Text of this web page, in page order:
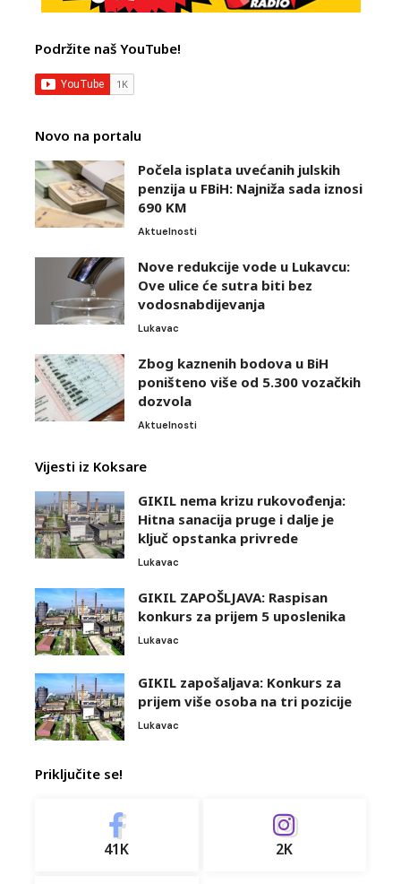
Podržite naš YouTube!
Novo na portalu
Počela isplata uvećanih julskih
penzija u FBiH: Najniža sada iznosi
690 KM
Aktuelnosti
Nove redukcije vode u Lukavcu:
Ove ulice će sutra biti bez
vodosnabdijevanja
Lukavac
Zbog kaznenih bodova u BiH
poništeno više od 5.300 vozačkih
dozvola
Aktuelnosti
Vijesti iz Koksare
GIKIL nema krizu rukovođenja:
Hitna sanacija pruge i dalje je
ključ opstanka privrede
Lukavac
GIKIL ZAPOŠLJAVA: Raspisan
konkurs za prijem 5 uposlenika
Lukavac
GIKIL zapošaljava: Konkurs za
prijem više osoba na tri pozicije
Lukavac
Priključite se!
41K 2K